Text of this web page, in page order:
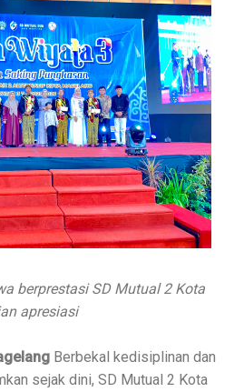
berprestasi SD Mutual 2 Kota
apresiasi
Berbekal kedisiplinan dan
sejak dini, SD Mutual 2 Kota